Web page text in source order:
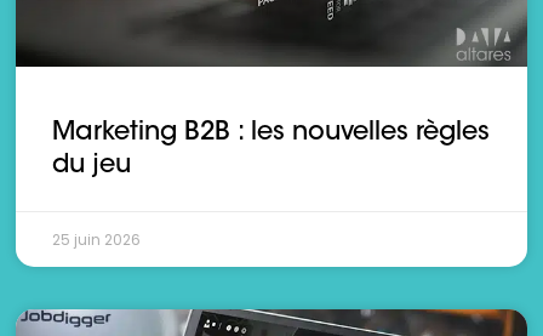
Marketing B2B : les nouvelles règles
du jeu
25 juin 2026